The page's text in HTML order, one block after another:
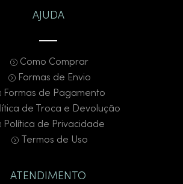
AJUDA
Como Comprar
Formas de Envio
Formas de Pagamento
de Troca e Devolução
Política de Privacidade
Termos de Uso
ATENDIMENTO